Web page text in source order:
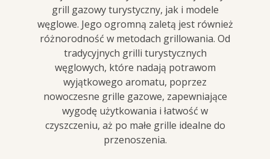
grill gazowy turystyczny, jak i modele
węglowe. Jego ogromną zaletą jest również
różnorodność w metodach grillowania. Od
tradycyjnych grilli turystycznych
węglowych, które nadają potrawom
wyjątkowego aromatu, poprzez
nowoczesne grille gazowe, zapewniające
wygodę użytkowania i łatwość w
czyszczeniu, aż po małe grille idealne do
przenoszenia.